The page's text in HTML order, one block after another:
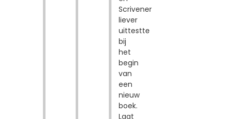
Scrivener
liever
uittestte
bij
het
begin
van
een
nieuw
boek.
Laat